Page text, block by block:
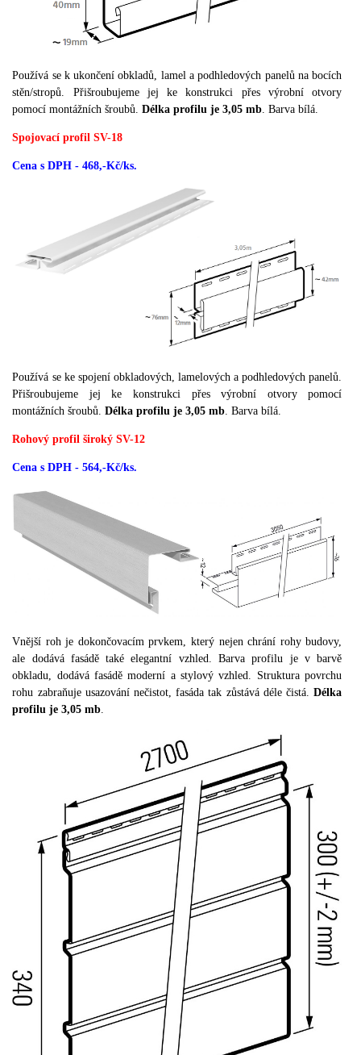
Používá se k ukončení obkladů, lamel a podhledových panelů na bocích
stěn/stropů. Přišroubujeme jej ke konstrukci přes výrobní otvory
pomocí montážních šroubů.
Délka profilu je3,05 mb Barva bílá.
Spojovací profil SV-18
Cena s DPH - 468,-Kč/ks.
Používá se ke spojení obkladových, lamelových a podhledových panelů.
Přišroubujeme jej ke konstrukci přes výrobní otvory pomocí
montážních šroubů. Délka profilu je3,05 mb. Barva bílá.
Rohový profil široký SV-12
Cena s DPH - 564,-Kč/ks.
Vnější roh je dokončovacím prvkem, který nejen chrání rohy budovy,
ale dodává fasádě také elegantní vzhled.
Barva profilu je v barvě
obkladu, dodává fasádě moderní a stylový vzhled.
Struktura povrchu
rohu zabraňuje usazování nečistot, fasáda tak zůstává déle čistá.Délka
profilu je3,05 mb